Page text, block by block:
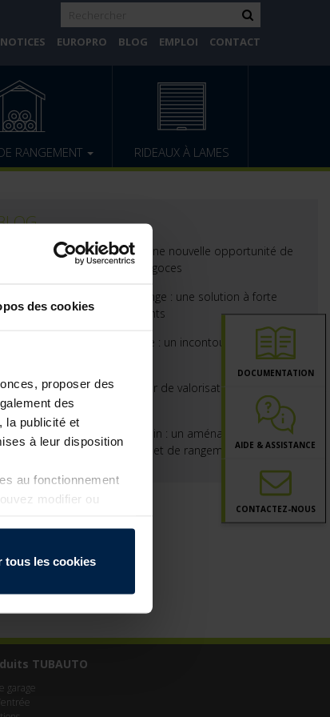
des cookies
proposer des
des
la publicité et
à leur disposition
au fonctionnement
modifier ou
tous les cookies
DOCUMENTATION
AIDE & ASSISTANCE
CONTACTEZ-NOUS
EUROPRO BLOG EMPLOI CONTACT
RANGEMENT RIDEAUX À LAMES
Portes d’intérieur ProLine : une nouvelle opportunité de
développement pour les négoces
Abris de jardin avec toit lounge : une solution à forte
valeur ajoutée pour vos clients
Porte de garage sectionnelle : un incontournable pour
La porte de garage : un levier de valorisation pour vos
projets clients
Plus de sécurité dans le jardin : un aménagement
astucieux pour plus d’ordre et de rangement
TUBAUTO
garage